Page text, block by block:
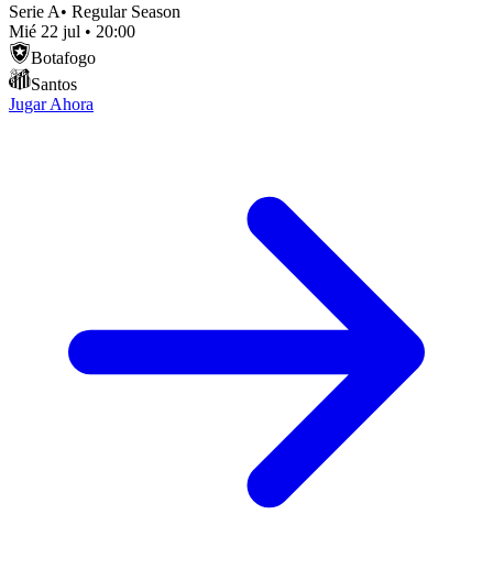
Serie A• Regular Season
Mié 22 jul • 20:00
Botafogo
Santos
Jugar Ahora